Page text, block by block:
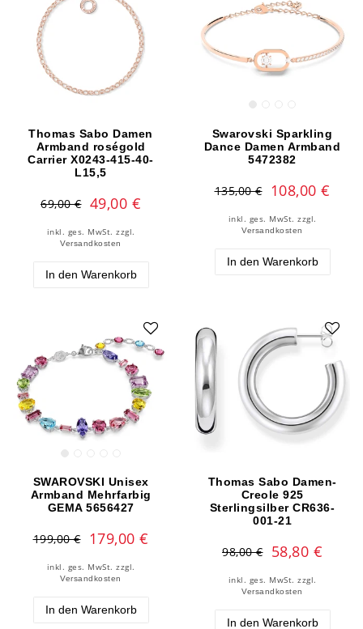
Thomas Sabo Damen
Armband roségold
Carrier X0243-415-40-
L15,5
69,00 € 49,00 €
inkl. ges. MwSt. zzgl.
Versandkosten
In den Warenkorb
Swarovski Sparkling
Dance Damen Armband
5472382
135,00 € 108,00 €
inkl. ges. MwSt. zzgl.
Versandkosten
In den Warenkorb
SWAROVSKI Unisex
Armband Mehrfarbig
GEMA 5656427
199,00 € 179,00 €
inkl. ges. MwSt. zzgl.
Versandkosten
In den Warenkorb
Thomas Sabo Damen-
Creole 925
Sterlingsilber CR636-
001-21
98,00 € 58,80 €
inkl. ges. MwSt. zzgl.
Versandkosten
In den Warenkorb